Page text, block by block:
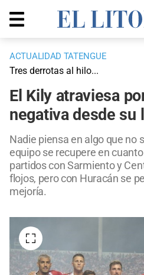
ACTUALIDAD TATENGUE
Tres derrotas al hilo...
El Kily atraviesa
negativa desde su
Nadie piensa en algo que no
equipo se recupere en
partidos con Sarmiento y
flojos, pero con Huracán se
mejoría.